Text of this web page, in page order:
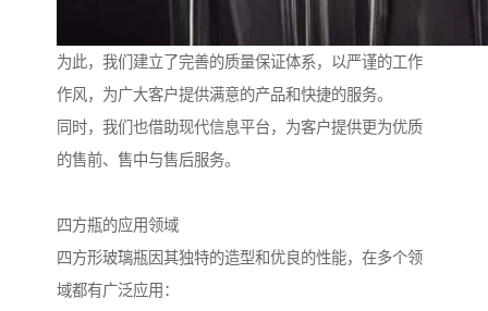
为此，我们建立了完善的质量保证体系，以严谨的工作
作风，为广大客户提供满意的产品和快捷的服务。
同时，我们也借助现代信息平台，为客户提供更为优质
的售前、售中与售后服务。
四方瓶的应用领域
四方形玻璃瓶因其独特的造型和优良的性能，在多个领
域都有广泛应用：